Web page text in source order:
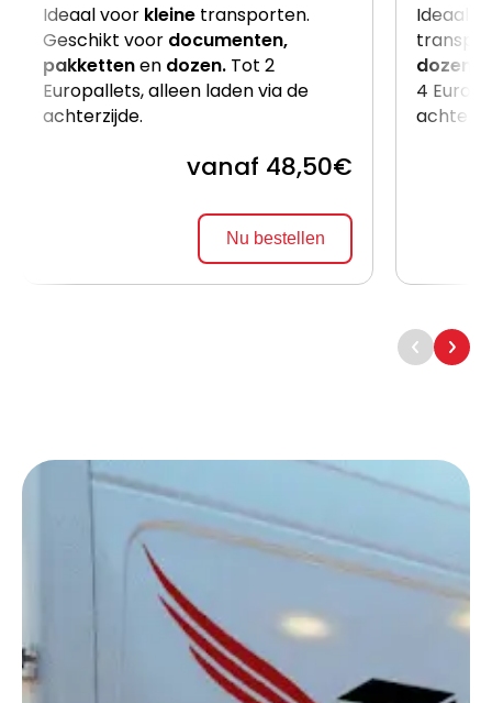
Ideaal voor kleine transporten.
Geschikt voor documenten,
pakkettenen dozen. Tot 2
Europallets, alleen laden via de
achterzijde.
vanaf 48,50€
Nu bestellen
Ideaal
dozen
4